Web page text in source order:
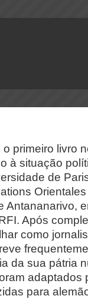
o primeiro livro
à situação
de
Antananarivo,
Após
como
da sua pátria
adaptados
para